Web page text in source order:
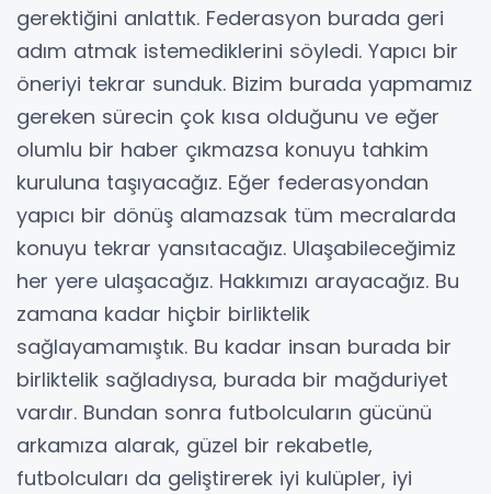
gerektiğini anlattık. Federasyon burada geri
adım atmak istemediklerini söyledi. Yapıcı bir
öneriyi tekrar sunduk. Bizim burada yapmamız
gereken sürecin çok kısa olduğunu ve eğer
olumlu bir haber çıkmazsa konuyu tahkim
kuruluna taşıyacağız. Eğer federasyondan
yapıcı bir dönüş alamazsak tüm mecralarda
konuyu tekrar yansıtacağız. Ulaşabileceğimiz
her yere ulaşacağız. Hakkımızı arayacağız. Bu
zamana kadar hiçbir birliktelik
sağlayamamıştık. Bu kadar insan burada bir
birliktelik sağladıysa, burada bir mağduriyet
vardır. Bundan sonra futbolcuların gücünü
arkamıza alarak, güzel bir rekabetle,
futbolcuları da geliştirerek iyi kulüpler, iyi